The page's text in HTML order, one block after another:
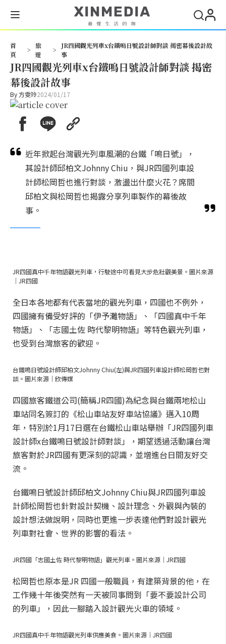
首
頁
>
旅
遊
>
JR四國觀光列車x台鐵鳴日號設計師對談 揭密幕後設計故
事
JR四國觀光列車x台鐵鳴日號設計師對談 揭密
幕後設計故事
By方雯玲2024/01/17
近年掀起台灣觀光列車風潮的台鐵「鳴日號」，
其設計師邱柏文Johnny Chiu，與JR四國列車設
計師松岡哲也進行對談，激盪出什麼火花？席間
邱柏文與松岡哲也揭露分享列車製作的幕後故
事。
JR四國真中千年物語觀光列車，行駛途中可看見大步危壯觀美景。圖片來源
｜JR四國
全日本各地都有代表當地的觀光列車，四國也不例外，
四國擁有備受好評的「伊予灘物語」、「四國真中千年
物語」、「志國土佐 時代黎明物語」等特色觀光列車，
也受到台灣旅客的歡迎。
台鐵鳴日號設計師邱柏文Johnny Chiu(左)與JR四國列車設計師松岡哲也對
談。圖片來源｜欣傳媒
四國旅客鐵道公司(簡稱JR四國)為紀念與台鐵兩地松山
車站同名簽訂的《松山車站友好車站協議》邁入10周
年，特別於1月17日選在台鐵松山車站舉辦「JR四國列車
設計師x台鐵鳴日號設計師對談」，期望透過活動讓台灣
旅客對於JR四國有更深刻的認識，並增進台日間友好交
流。
台鐵鳴日號設計師邱柏文Johnny Chiu與JR四國列車設
計師松岡哲也針對設計契機、設計理念、外觀與內裝的
設計想法做說明，同時也更進一步表達他們對設計觀光
列車對社會、世界的影響的看法。
JR四國「志國土佐 時代黎明物語」觀光列車。圖片來源｜JR四國
松岡哲也原本是JR 四國一般職員，有建築背景的他，在
工作幾十年後突然有一天被同事問到「要不要設計公司
的列車」，因此一腳踏入設計觀光火車的領域。
JR四國真中千年物語觀光列車供應美食。圖片來源｜JR四國